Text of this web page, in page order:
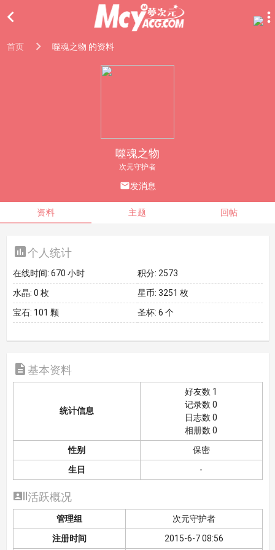

首页 噬魂之物 的资料
噬魂之物
次元守护者
发消息
资料 主题 回帖
个人统计
在线时间: 670 小时 积分: 2573
水晶: 0 枚 星币: 3251 枚
宝石: 101 颗 圣杯: 6 个
 基本资料
统计信息
好友数 1
记录数 0
日志数 0
相册数 0
性别
保密
生日
-
活跃概况
管理组
次元守护者
注册时间
2015-6-7 08:56